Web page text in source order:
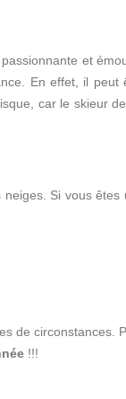
et
En effet, il
car le skieur
Si vous
de
!!!